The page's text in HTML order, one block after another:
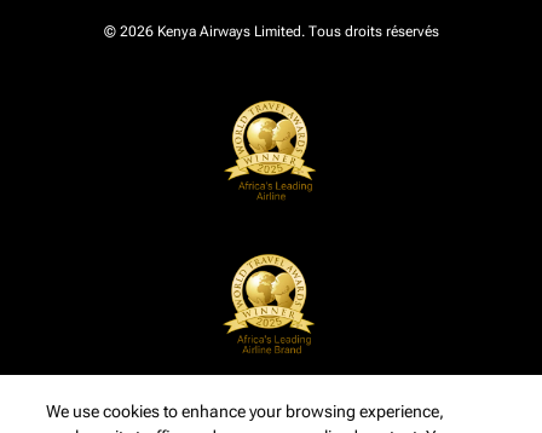
© 2026 Kenya Airways Limited. Tous droits réservés
We use cookies to enhance your browsing experience,